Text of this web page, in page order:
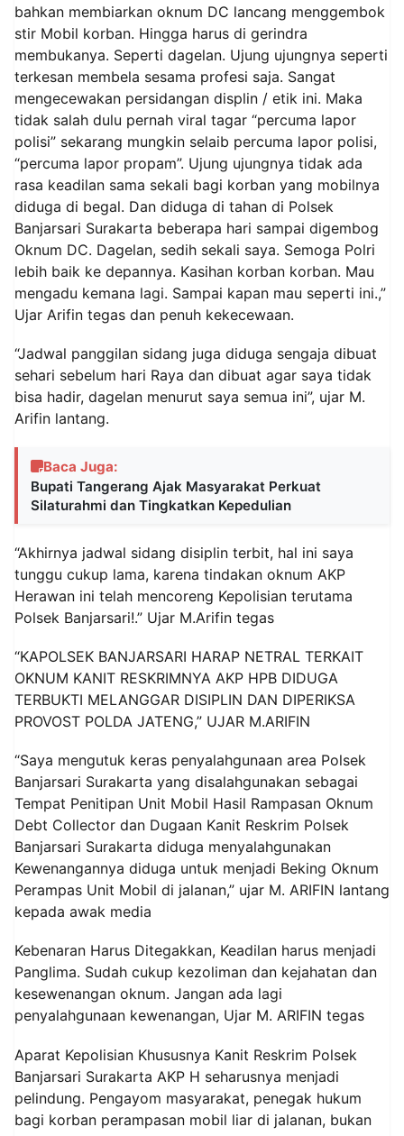
bahkan membiarkan oknum DC lancang menggembok
stir Mobil korban. Hingga harus di gerindra
membukanya. Seperti dagelan. Ujung ujungnya seperti
terkesan membela sesama profesi saja. Sangat
mengecewakan persidangan displin / etik ini. Maka
tidak salah dulu pernah viral tagar “percuma lapor
polisi” sekarang mungkin selaib percuma lapor polisi,
“percuma lapor propam”. Ujung ujungnya tidak ada
rasa keadilan sama sekali bagi korban yang mobilnya
diduga di begal. Dan diduga di tahan di Polsek
Banjarsari Surakarta beberapa hari sampai digembog
Oknum DC. Dagelan, sedih sekali saya. Semoga Polri
lebih baik ke depannya. Kasihan korban korban. Mau
mengadu kemana lagi. Sampai kapan mau seperti ini.,”
Ujar Arifin tegas dan penuh kekecewaan.
“Jadwal panggilan sidang juga diduga sengaja dibuat
sehari sebelum hari Raya dan dibuat agar saya tidak
bisa hadir, dagelan menurut saya semua ini”, ujar M.
Arifin lantang.
Baca Juga:
Bupati Tangerang Ajak Masyarakat Perkuat
Silaturahmi dan Tingkatkan Kepedulian
“Akhirnya jadwal sidang disiplin terbit, hal ini saya
tunggu cukup lama, karena tindakan oknum AKP
Herawan ini telah mencoreng Kepolisian terutama
Polsek Banjarsari!.” Ujar M.Arifin tegas
“KAPOLSEK BANJARSARI HARAP NETRAL TERKAIT
OKNUM KANIT RESKRIMNYA AKP HPB DIDUGA
TERBUKTI MELANGGAR DISIPLIN DAN DIPERIKSA
PROVOST POLDA JATENG,” UJAR M.ARIFIN
“Saya mengutuk keras penyalahgunaan area Polsek
Banjarsari Surakarta yang disalahgunakan sebagai
Tempat Penitipan Unit Mobil Hasil Rampasan Oknum
Debt Collector dan Dugaan Kanit Reskrim Polsek
Banjarsari Surakarta diduga menyalahgunakan
Kewenangannya diduga untuk menjadi Beking Oknum
Perampas Unit Mobil di jalanan,” ujar M. ARIFIN lantang
kepada awak media
Kebenaran Harus Ditegakkan, Keadilan harus menjadi
Panglima. Sudah cukup kezoliman dan kejahatan dan
kesewenangan oknum. Jangan ada lagi
penyalahgunaan kewenangan, Ujar M. ARIFIN tegas
Aparat Kepolisian Khususnya Kanit Reskrim Polsek
Banjarsari Surakarta AKP H seharusnya menjadi
pelindung. Pengayom masyarakat, penegak hukum
bagi korban perampasan mobil liar di jalanan, bukan